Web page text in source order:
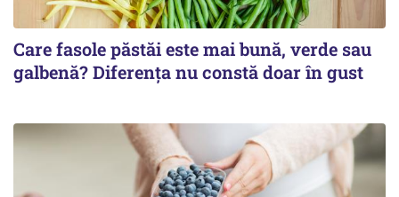
Care fasole păstăi este mai bună, verde sau
galbenă? Diferența nu constă doar în gust